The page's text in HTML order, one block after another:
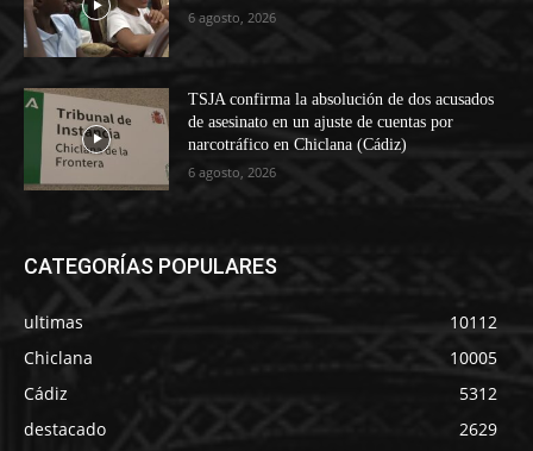
6 agosto, 2026
TSJA confirma la absolución de dos acusados
de asesinato en un ajuste de cuentas por
narcotráfico en Chiclana (Cádiz)
6 agosto, 2026
CATEGORÍAS POPULARES
ultimas
10112
Chiclana
10005
Cádiz
5312
destacado
2629